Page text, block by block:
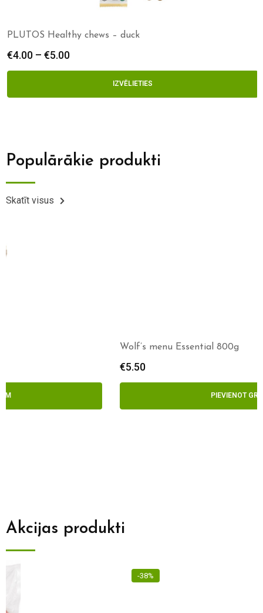
PLUTOS Healthy chews – duck
€4.00 – €5.00
IZVĒLIETIES
Populārākie produkti
Skatīt visus
Wolf’s menu Essential 800g
Akcijas produkti